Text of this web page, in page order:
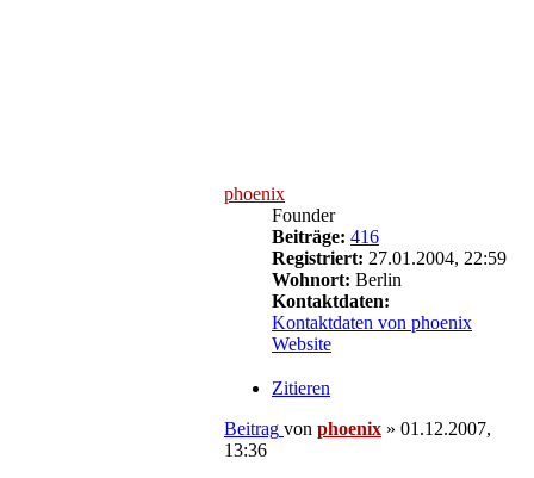
phoenix
Founder
Beiträge: 416
Registriert: 27.01.2004, 22:59
Wohnort: Berlin
Kontaktdaten:
Kontaktdaten von phoenix
Website
Zitieren
Beitrag von phoenix » 01.12.2007,
13:36